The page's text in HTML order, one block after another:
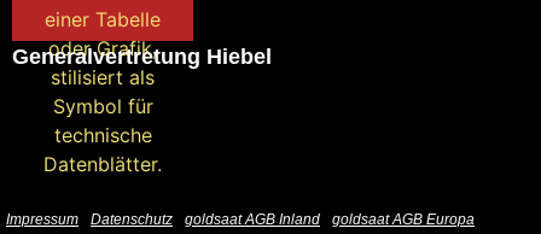
Generalvertretung Hiebel
Impressum Datenschutz goldsaat AGB Inland
goldsaat AGB Europa